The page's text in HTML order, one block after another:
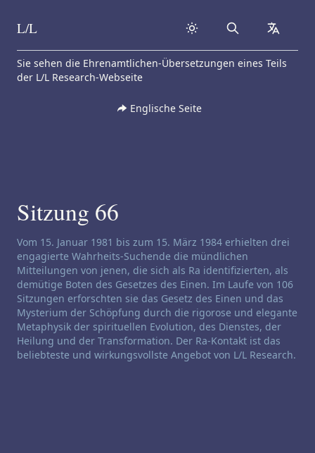
Skip to content
L/L Search
Sie sehen die Ehrenamtlichen-Übersetzungen eines Teils
der L/L Research-Webseite
Englische Seite
Sitzung 66
Haftungsausschluss für Channeling:
Vom 15. Januar 1981 bis zum 15. März 1984 erhielten drei
engagierte Wahrheits-Suchende die mündlichen
Mitteilungen von jenen, die sich als Ra identifizierten, als
demütige Boten des Gesetzes des Einen. Im Laufe von 106
Sitzungen erforschten sie das Gesetz des Einen und das
Mysterium der Schöpfung durch die rigorose und elegante
Metaphysik der spirituellen Evolution, des Dienstes, der
Heilung und der Transformation. Der Ra-Kontakt ist das
beliebteste und wirkungsvollste Angebot von L/L Research.